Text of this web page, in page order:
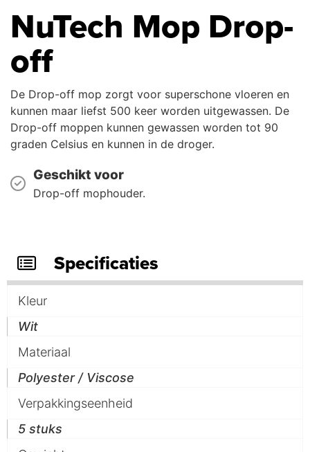
NuTech Mop Drop-
off
De Drop-off mop zorgt voor superschone vloeren en
kunnen maar liefst 500 keer worden uitgewassen. De
Drop-off moppen kunnen gewassen worden tot 90
graden Celsius en kunnen in de droger.
Geschikt voor
Drop-off mophouder.
Specificaties
Kleur
Wit
Materiaal
Polyester / Viscose
Verpakkingseenheid
5 stuks